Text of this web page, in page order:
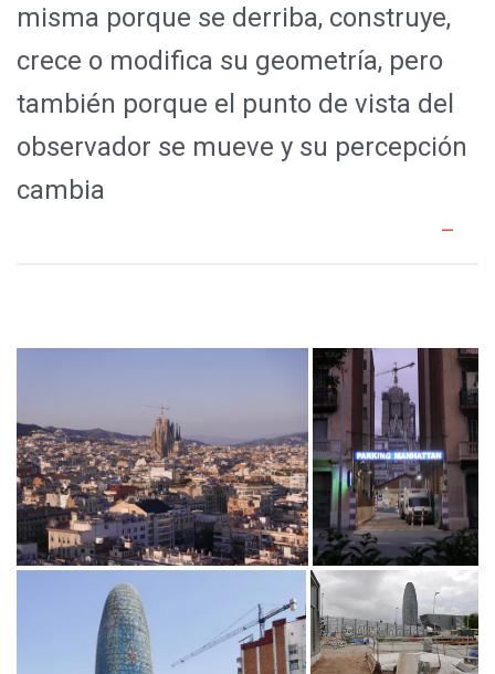
misma porque se derriba, construye,
crece o modifica su geometría, pero
también porque el punto de vista del
observador se mueve y su percepción
cambia